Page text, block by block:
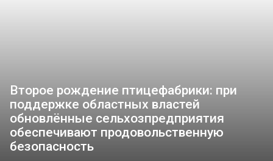
Второе рождение птицефабрики: при
поддержке областных властей
обновлённые сельхозпредприятия
обеспечивают продовольственную
безопасность